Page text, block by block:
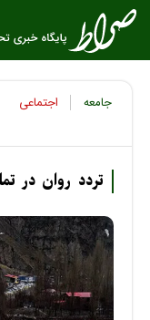
جامعه اجتماعی
تردد روان در